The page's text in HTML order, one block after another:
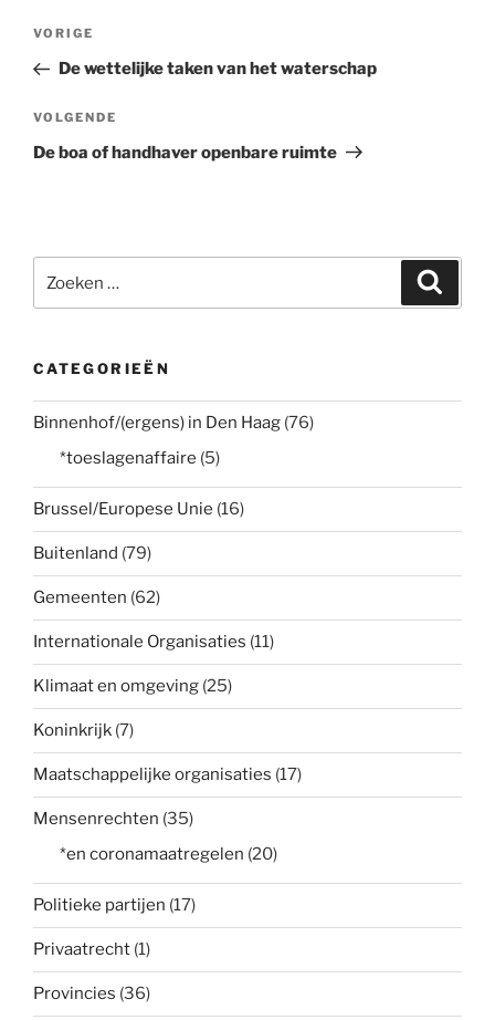
Bericht
Vorig
bericht
VORIGE
De wettelijke taken van het waterschap
Volgend
bericht
VOLGENDE
De boa of handhaver openbare ruimte
naar:
CATEGORIEËN
Binnenhof/(ergens) in Den Haag (76)
*toeslagenaffaire (5)
Brussel/Europese Unie (16)
Buitenland (79)
Gemeenten (62)
Internationale Organisaties (11)
Klimaat en omgeving (25)
Koninkrijk (7)
Maatschappelijke organisaties (17)
Mensenrechten (35)
*en coronamaatregelen (20)
Politieke partijen (17)
Privaatrecht (1)
Provincies (36)